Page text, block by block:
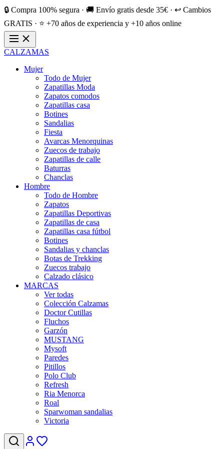
🔒 Compra 100% segura · 🚚 Envío gratis desde 35€ · ↩️ Cambios
GRATIS · ⭐ +70 años de experiencia y +10 años online
CALZAMAS
Mujer
Todo de Mujer
Zapatillas Moda
Zapatos comodos
Zapatillas casa
Botines
Sandalias
Fiesta
Avarcas Menorquinas
Zuecos de trabajo
Zapatillas de calle
Baturras
Chanclas
Hombre
Todo de Hombre
Zapatos
Zapatillas Deportivas
Zapatillas de casa
Zapatillas casa fútbol
Botines
Sandalias y chanclas
Botas de Trekking
Zuecos trabajo
Calzado clásico
MARCAS
Ver todas
Colección Calzamas
Doctor Cutillas
Fluchos
Garzón
MUSTANG
Mysoft
Paredes
Pitillos
Polo Club
Refresh
Ria Menorca
Roal
Sparwoman sandalias
Victoria